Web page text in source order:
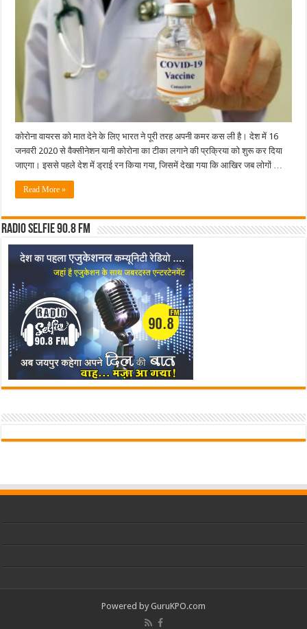
पूरी
प्रक्रिया,
जानें
यहां
कोरोना वायरस को मात देने के लिए भारत ने पूरी तरह अपनी कमर कस ली है। देश में 16
जनवरी 2020 से वैक्सीनेशन यानी कोरोना का टीका लगाने की प्रक्रिया को शुरू कर दिया
जाएगा। इससे पहले देश में ड्राई रन किया गया, जिसमें देखा गया कि आखिर जब लोगों …
Read More »
Radio Selfie 90.8 FM
Powered by GuruKPO.com